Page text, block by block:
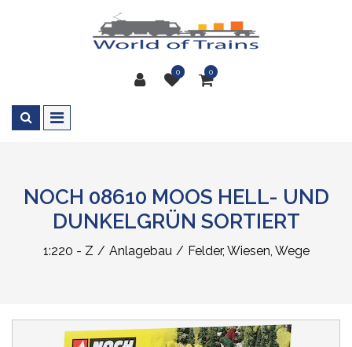
0 0
NOCH 08610 MOOS HELL- UND
DUNKELGRÜN SORTIERT
1:220 - Z Anlagebau Felder, Wiesen, Wege